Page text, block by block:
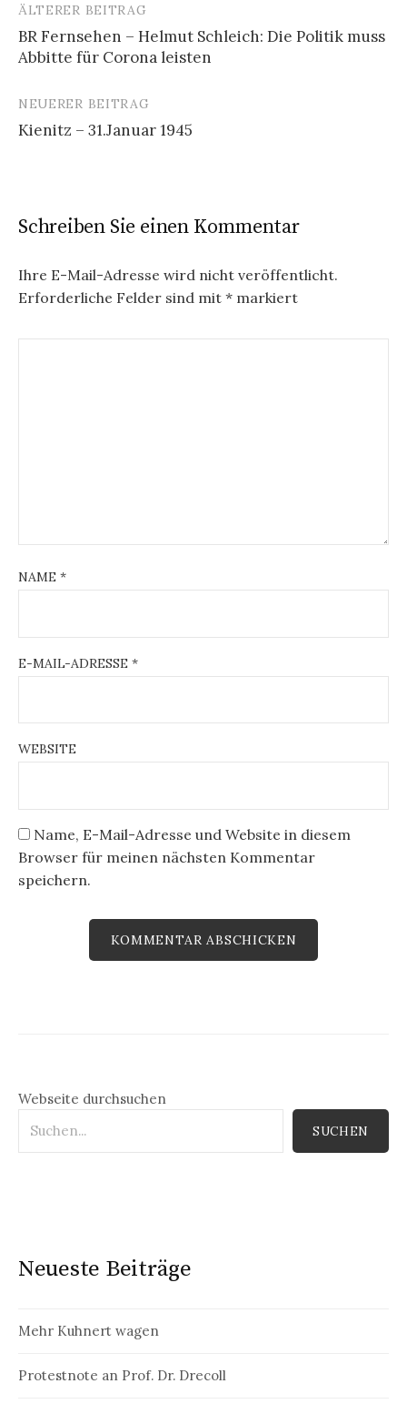
Beitrags-
Navigation
ÄLTERER BEITRAG
BR Fernsehen – Helmut Schleich: Die Politik muss
Abbitte für Corona leisten
NEUERER BEITRAG
Kienitz – 31.Januar 1945
Schreiben Sie einen Kommentar
Ihre E-Mail-Adresse wird nicht veröffentlicht.
Erforderliche Felder sind mit * markiert
NAME *
E-MAIL-ADRESSE *
WEBSITE
Name, E-Mail-Adresse und Website in diesem
Browser für meinen nächsten Kommentar
speichern.
Webseite durchsuchen
SUCHEN
Neueste Beiträge
Mehr Kuhnert wagen
Protestnote an Prof. Dr. Drecoll